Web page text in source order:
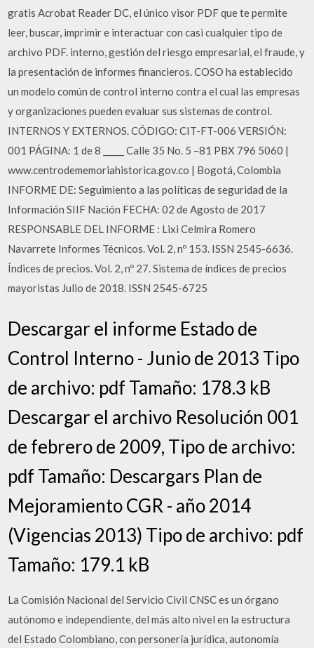
gratis Acrobat Reader DC, el único visor PDF que te permite
leer, buscar, imprimir e interactuar con casi cualquier tipo de
archivo PDF. interno, gestión del riesgo empresarial, el fraude, y
la presentación de informes financieros. COSO ha establecido
un modelo común de control interno contra el cual las empresas
y organizaciones pueden evaluar sus sistemas de control.
INTERNOS Y EXTERNOS. CÓDIGO: CIT-FT-006 VERSIÓN:
001 PÁGINA: 1 de 8 _____ Calle 35 No. 5 –81 PBX 796 5060 |
www.centrodememoriahistorica.gov.co | Bogotá, Colombia
INFORME DE: Seguimiento a las políticas de seguridad de la
Información SIIF Nación FECHA: 02 de Agosto de 2017
RESPONSABLE DEL INFORME : Lixi Celmira Romero
Navarrete Informes Técnicos. Vol. 2, nº 153. ISSN 2545-6636.
Índices de precios. Vol. 2, nº 27. Sistema de índices de precios
mayoristas Julio de 2018. ISSN 2545-6725
Descargar el informe Estado de
Control Interno - Junio de 2013 Tipo
de archivo: pdf Tamaño: 178.3 kB
Descargar el archivo Resolución 001
de febrero de 2009, Tipo de archivo:
pdf Tamaño: Descargars Plan de
Mejoramiento CGR - año 2014
(Vigencias 2013) Tipo de archivo: pdf
Tamaño: 179.1 kB
La Comisión Nacional del Servicio Civil CNSC es un órgano
autónomo e independiente, del más alto nivel en la estructura
del Estado Colombiano, con personería jurídica, autonomía